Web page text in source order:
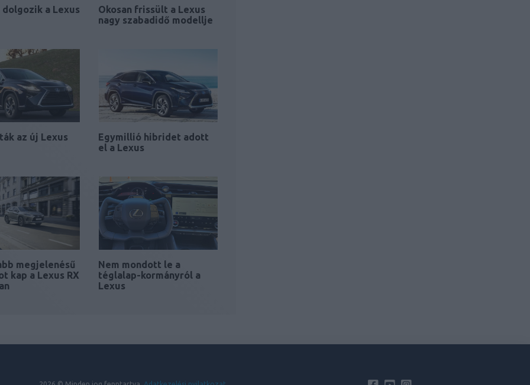
dolgozik a Lexus
Okosan frissült a Lexus
nagy szabadidő modellje
az új Lexus
Egymillió hibridet adott
el a Lexus
megjelenésű
kap a Lexus RX
Nem mondott le a
téglalap-kormányról a
Lexus